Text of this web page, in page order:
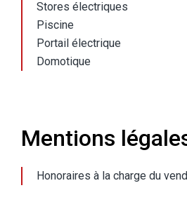
Stores électriques
Piscine
Portail électrique
Domotique
Mentions
Honoraires à la charge du